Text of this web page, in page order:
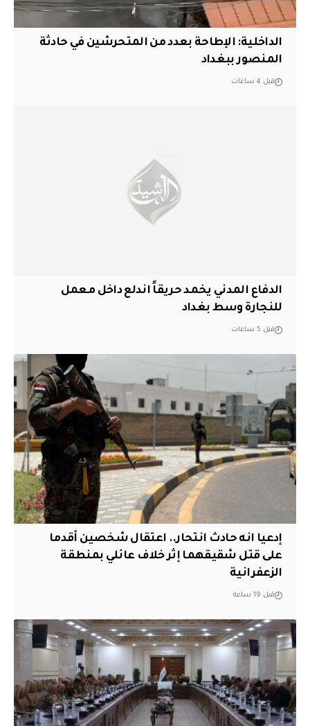
الداخلية: الإطاحة بعدد من المتحرشين في حادثة
المنصور ببغداد
قبل 4 ساعات
الدفاع المدني يخمد حريقاً اندلع داخل معمل
للنجارة وسط بغداد
قبل 5 ساعات
إدعيا انه حادث انتحار.. اعتقال شخصين أقدما
على قتل شقيقهما إثر خلاف عائلي بمنطقة
الزعفرانية
قبل 19 ساعة